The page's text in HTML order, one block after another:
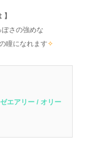
さの強めな
瞳になれます✧
エアリー / オリー